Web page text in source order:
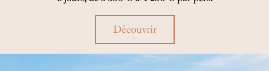
Découvrir